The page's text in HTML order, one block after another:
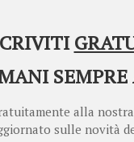
asks for
data for the
advertising and
and/or access